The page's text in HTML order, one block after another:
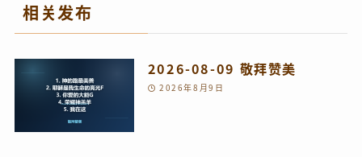
相关发布
2026-08-09 敬拜赞美
2026年8月9日